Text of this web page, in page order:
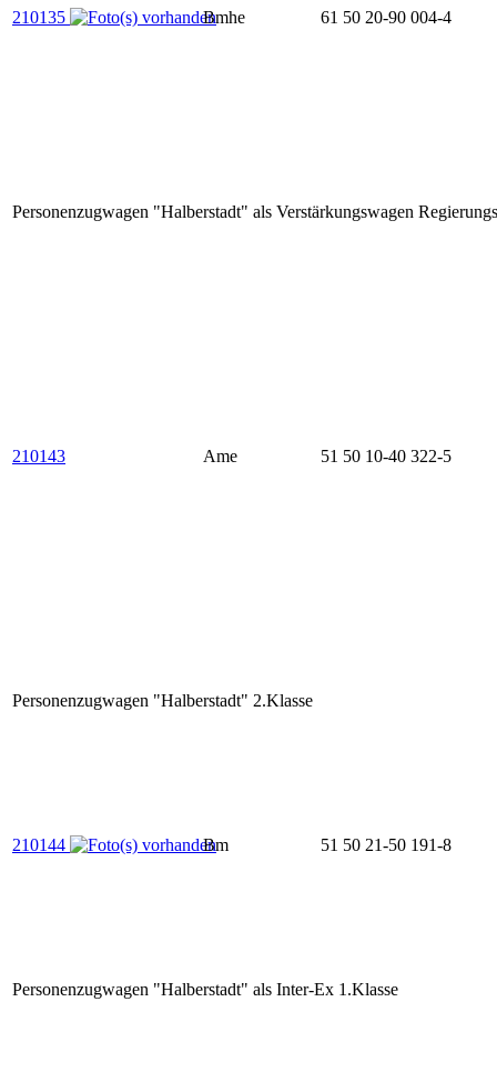
210135 Bmhe 61 50 20-90 004-4
Personenzugwagen "Halberstadt" als Verstärkungswagen
210143 Ame 51 50 10-40 322-5
Personenzugwagen "Halberstadt" 2.Klasse
210144 Bm 51 50 21-50 191-8
Personenzugwagen "Halberstadt" als Inter-Ex 1.Klasse